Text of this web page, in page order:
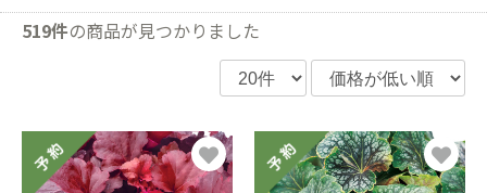
519件の商品が見つかりました